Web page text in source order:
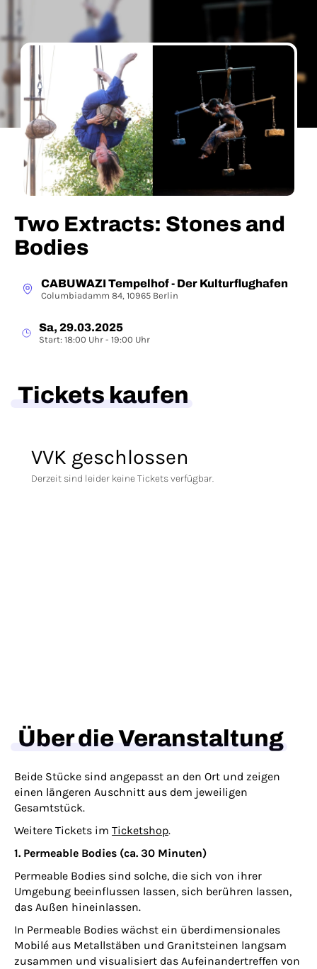
Two Extracts: Stones and
Bodies
CABUWAZI Tempelhof - Der Kulturflughafen
Columbiadamm 84, 10965 Berlin
Sa, 29.03.2025
Start: 18:00 Uhr - 19:00 Uhr
Tickets kaufen
VVK geschlossen
Derzeit sind leider keine Tickets verfügbar.
Über die Veranstaltung
Beide Stücke sind angepasst an den Ort und zeigen
einen längeren Auschnitt aus dem jeweiligen
Gesamtstück.
Weitere Tickets im Ticketshop.
1. Permeable Bodies (ca. 30 Minuten)
Permeable Bodies sind solche, die sich von ihrer
Umgebung beeinflussen lassen, sich berühren lassen,
das Außen hineinlassen.
In Permeable Bodies wächst ein überdimensionales
Mobilé aus Metallstäben und Granitsteinen langsam
zusammen und visualisiert das Aufeinandertreffen von